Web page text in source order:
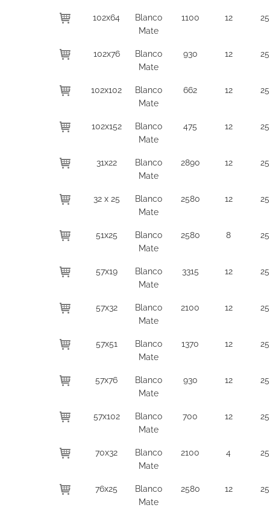
102x64
Blanco
Mate
1100 12 25
102x76
Blanco
Mate
930 12 25
102x102
Blanco
Mate
662 12 25
102x152
Blanco
Mate
475 12 25
31x22
Blanco
Mate
2890 12 25
32 x 25
Blanco
Mate
2580 12 25
51x25
Blanco
Mate
2580 8 25
57x19
Blanco
Mate
3315 12 25
57x32
Blanco
Mate
2100 12 25
57x51
Blanco
Mate
1370 12 25
57x76
Blanco
Mate
930 12 25
57x102
Blanco
Mate
700 12 25
70x32
Blanco
Mate
2100 4 25
76x25
Blanco
Mate
2580 12 25